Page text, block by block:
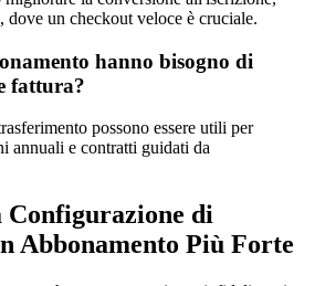
dove un checkout veloce è cruciale.
hanno bisogno di
fattura?
possono essere utili per
annuali e contratti guidati da
Configurazione di
Abbonamento Più Forte